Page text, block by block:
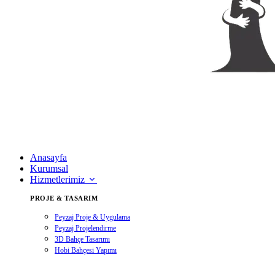
Anasayfa
Kurumsal
Hizmetlerimiz
PROJE & TASARIM
Peyzaj Proje & Uygulama
Peyzaj Projelendirme
3D Bahçe Tasarımı
Hobi Bahçesi Yapımı